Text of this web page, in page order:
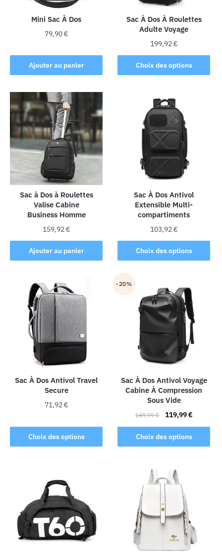
Mini Sac À Dos
79,90€
Ajouter au panier
Sac À Dos À Roulettes
Adulte Voyage
199,92 €
Choix des options
Ce
produit
plusieurs
variations.
Les
options
peuvent
être
choisies
sur
la
page
du
produit
Sac à Dos à Roulettes
Valise Cabine
Business Homme
159,92€
Ajouter au panier
Sac À Dos Antivol
Extensible Multi-
compartiments
103,92€
Choix des options
Ce
produit
variations.
Les
options
peuvent
être
choisies
sur
la
page
du
produit
Sac À Dos Antivol Travel
Secure
71,92€
Choix des options
produit
a
Les
options
peuvent
être
choisies
sur
-20%
Sac À Dos Antivol Voyage
Cabine À Compression
Sous Vide
149,99€
Le
prix
initial
était :
119,99€Le
prix
actuel
est :
Choix des options
Ce
produit
plusieurs
variations.
Les
options
peuvent
être
choisies
sur